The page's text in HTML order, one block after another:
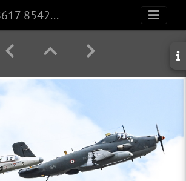
384498617 854232922975517 378289043555416109 n